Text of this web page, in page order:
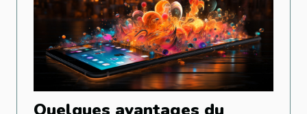
Quelques avantages du